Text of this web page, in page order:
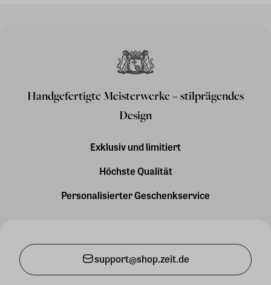
Handgefertigte Meisterwerke – stilprägendes
Design
Exklusiv und limitiert
Höchste Qualität
Personalisierter Geschenkservice
support@shop.zeit.de